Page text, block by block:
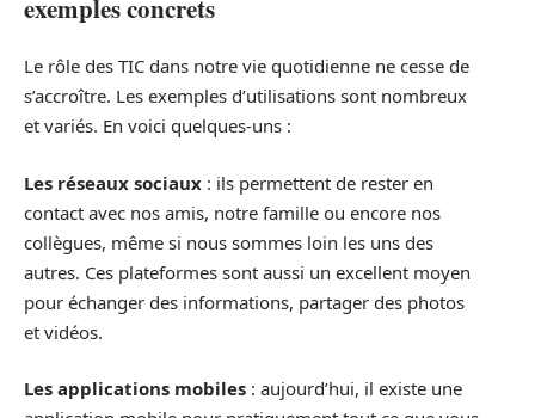
exemples concrets
Le rôle des TIC dans notre vie quotidienne ne cesse de
s’accroître. Les exemples d’utilisations sont nombreux
et variés. En voici quelques-uns :
Les réseaux sociaux : ils permettent de rester en
contact avec nos amis, notre famille ou encore nos
collègues, même si nous sommes loin les uns des
autres. Ces plateformes sont aussi un excellent moyen
pour échanger des informations, partager des photos
et vidéos.
Les applications mobiles : aujourd’hui, il existe une